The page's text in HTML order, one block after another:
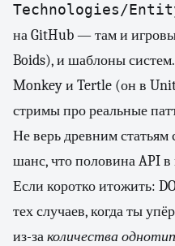
Technologies/
на GitHub — там и
Boids), и шаблоны
Monkey и Tertle (он в
стримы про реальные
Не верь древним
шанс, что половина API в
Если коротко итожить:
тех случаев, когда ты
из-заколичества